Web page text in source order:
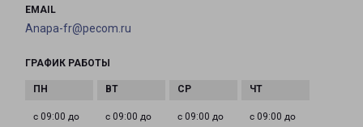
EMAIL
Anapa-fr@pecom.ru
ГРАФИК РАБОТЫ
с 09:00 до
с 09:00 до
с 09:00 до
с 09:00 до